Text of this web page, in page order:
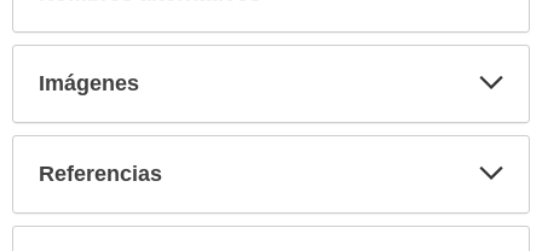
Imágenes
Referencias